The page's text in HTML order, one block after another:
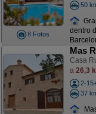
8 Fotos
50
dentro
Mas
Casa
a 26,3
2-
37